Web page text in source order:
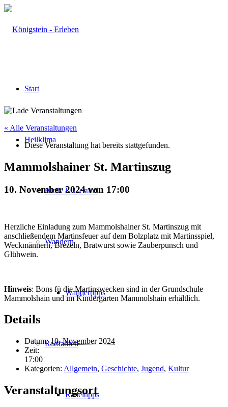
Start
Heilklima
Aktiv & Gesund
Wandern
Wandertipps
Radfahren
Radeltipps
« Alle Veranstaltungen
Diese Veranstaltung hat bereits stattgefunden.
Mammolshainer St. Martinszug
10. November 2024 von 17:00
Herzliche Einladung zum Mammolshainer St. Martinszug mit
anschließendem Martinsfeuer auf dem Bolzplatz mit Martinsspiel,
Weckmännern, Brezeln, Bratwurst sowie Zauberpunsch und
Glühwein.
Hinweis: Bons fü die Martinswecken sind in der Grundschule
Mammolshain und im Kindergarten Mammolshain erhältlich.
Details
Datum: 10. November 2024
Zeit:
17:00
Kategorien: Allgemein, Geschichte, Jugend, Kultur
Veranstaltungsort